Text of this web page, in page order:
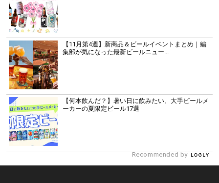
【11月第4週】新商品＆ビールイベントまとめ｜編
集部が気になった最新ビールニュー...
【何本飲んだ？】暑い日に飲みたい、大手ビールメ
ーカーの夏限定ビール17選
Recommended by